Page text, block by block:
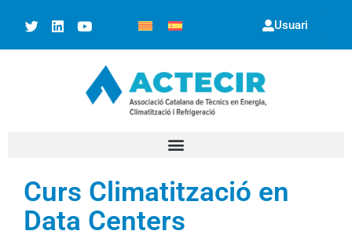
Usuari
Curs Climatització en
Data Centers